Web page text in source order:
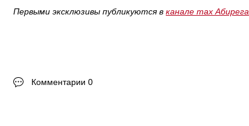
Первыми эксклюзивы публикуются в канале max Абирега
Комментарии 0